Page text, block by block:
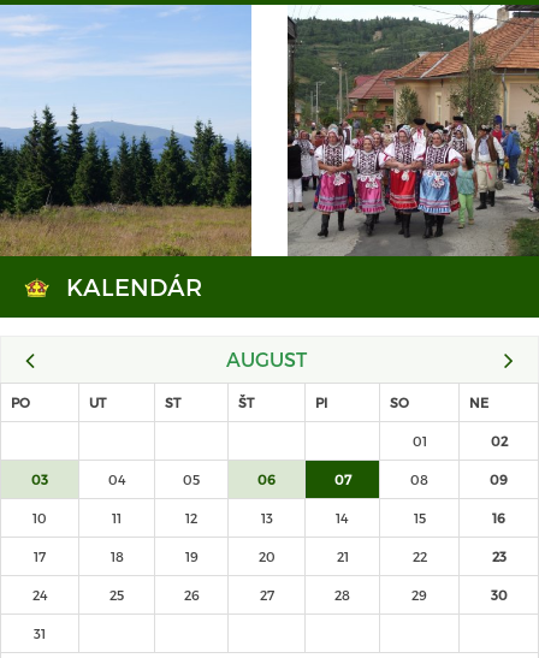
KALENDÁR
AUGUST
PO UT ST ŠT PI SO NE
01 02
03 04 05 06 07 08 09
10 11 12 13 14 15 16
17 18 19 20 21 22 23
24 25 26 27 28 29 30
31